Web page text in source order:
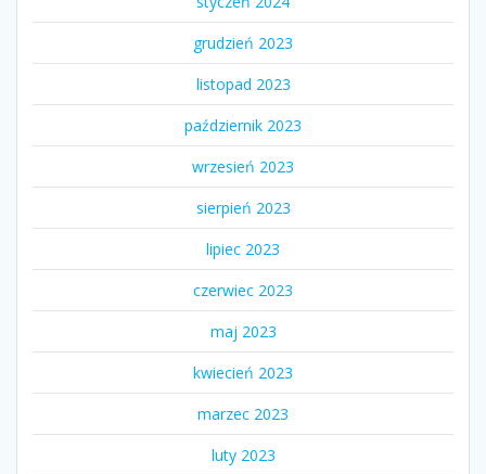
grudzień 2023
listopad 2023
październik 2023
wrzesień 2023
sierpień 2023
lipiec 2023
czerwiec 2023
maj 2023
kwiecień 2023
marzec 2023
luty 2023